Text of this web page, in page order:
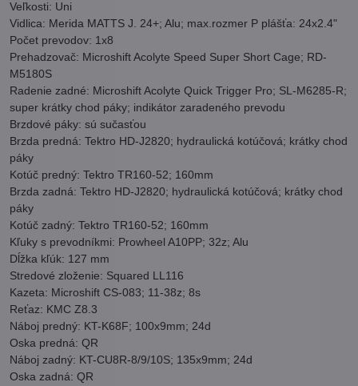
Veľkosti: Uni
Vidlica: Merida MATTS J. 24+; Alu; max.rozmer P plášťa: 24x2.4"
Počet prevodov: 1x8
Prehadzovač: Microshift Acolyte Speed Super Short Cage; RD-
M5180S
Radenie zadné: Microshift Acolyte Quick Trigger Pro; SL-M6285-R;
super krátky chod páky; indikátor zaradeného prevodu
Brzdové páky: sú sučasťou
Brzda predná: Tektro HD-J2820; hydraulická kotúčová; krátky chod
páky
Kotúč predný: Tektro TR160-52; 160mm
Brzda zadná: Tektro HD-J2820; hydraulická kotúčová; krátky chod
páky
Kotúč zadný: Tektro TR160-52; 160mm
Kľuky s prevodníkmi: Prowheel A10PP; 32z; Alu
Dĺžka kľúk: 127 mm
Stredové zloženie: Squared LL116
Kazeta: Microshift CS-083; 11-38z; 8s
Reťaz: KMC Z8.3
Náboj predný: KT-K68F; 100x9mm; 24d
Oska predná: QR
Náboj zadný: KT-CU8R-8/9/10S; 135x9mm; 24d
Oska zadná: QR